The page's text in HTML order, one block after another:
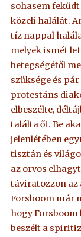
sohasem
közeli halálát.
tíz nappal
melyek ismét
betegségétől
szüksége és
protestáns
elbeszélte,
találta őt. Be
jelenlétében
tisztán és
az orvos
táviratozzon az
Forsboom már
hogy Forsboom
beszélt a